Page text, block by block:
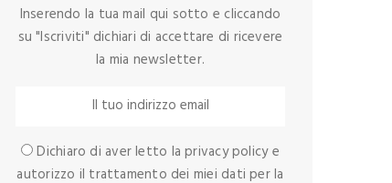
Inserendo la tua mail qui sotto e cliccando
su "Iscriviti" dichiari di accettare di ricevere
la mia newsletter.
Dichiaro di aver letto la privacy policy e
autorizzo il trattamento dei miei dati per la